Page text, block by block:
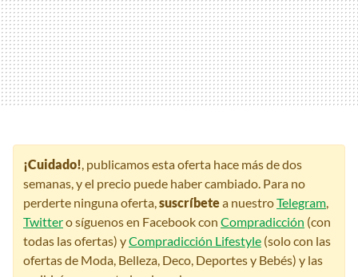
¡Cuidado! , publicamos esta oferta hace más de dos
semanas, y el precio puede haber cambiado. Para no
perderte ninguna oferta, suscríbetea nuestroTelegram
Twittero síguenos en Facebook con Compradicción (con
todas las ofertas) yCompradicción Lifestyle (solo con las
ofertas de Moda, Belleza, Deco, Deportes y Bebés) y las